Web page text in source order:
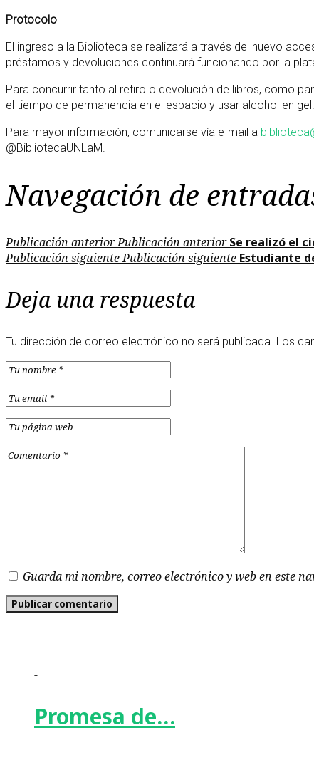
Protocolo
El ingreso a la Biblioteca se realizará a través del nuevo
préstamos y devoluciones continuará funcionando por la
Para concurrir tanto al retiro o devolución de libros, como
el tiempo de permanencia en el espacio y usar alcohol en gel.
Para mayor información, comunicarse vía e-mail a
@BibliotecaUNLaM.
Navegación de
Publicación anteriorPublicación anterior Se realizó el
Publicación siguientePublicación siguiente Estudiante
Deja una respuesta
Tu dirección de correo electrónico no será publicada. Los
Guarda mi nombre, correo electrónico y web en este
-
Promesa de…